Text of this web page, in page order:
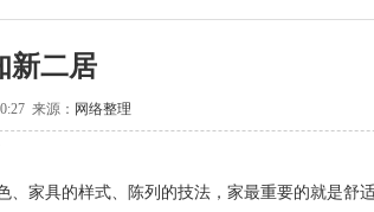
新二居
来源： 网络整理
家具的样式、陈列的技法，家最重要的就是舒